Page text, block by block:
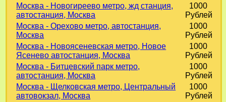
Москва - Новогиреево метро, жд станция,
автостанция, Москва
1000
Рублей
Москва - Орехово метро, автостанция,
Москва
1000
Рублей
Москва - Новоясеневская метро, Новое
Ясенево автостанция, Москва
1000
Рублей
Москва - Битцевский парк метро,
автостанция, Москва
1000
Рублей
Москва - Щелковская метро, Центральный
автовокзал, Москва
1000
Рублей